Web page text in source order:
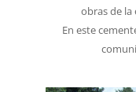
obras de
En este